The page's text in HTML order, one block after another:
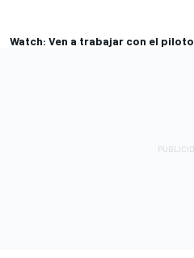
Watch: Ven a trabajar con el